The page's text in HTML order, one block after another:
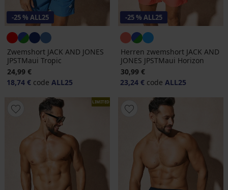
-25 % ALL25
Zwemshort JACK AND JONES
JPSTMaui Tropic
24,99 €
18,74 € code ALL25
-25 % ALL25
Herren zwemshort JACK AND
JONES JPSTMaui Horizon
30,99 €
23,24 € code ALL25
LIMITED